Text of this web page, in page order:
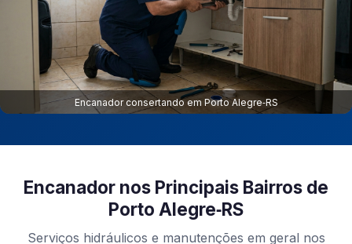
Encanador consertando em Porto Alegre‑RS
Encanador nos Principais Bairros de
Porto Alegre‑RS
Serviços hidráulicos e manutenções em geral nos